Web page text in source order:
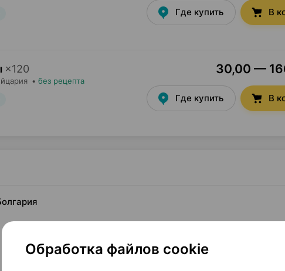
Где купить В
×120
• без рецепта
30,00 —
Где купить В
Обработка файлов cookie